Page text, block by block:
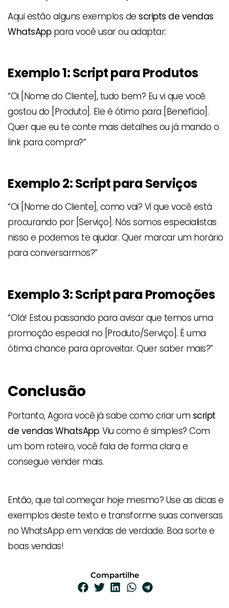
Aqui estão alguns exemplos de scripts de vendas
WhatsApppara você usar ou adaptar:
Exemplo 1: Script para Produtos
“Oi [Nome do Cliente], tudo bem? Eu vi que você
gostou do [Produto]. Ele é ótimo para [Benefício].
Quer que eu te conte mais detalhes ou já mando o
link para compra?”
Exemplo 2: Script para Serviços
“Oi [Nome do Cliente], como vai? Vi que você está
procurando por [Serviço]. Nós somos especialistas
nisso e podemos te ajudar. Quer marcar um horário
para conversarmos?”
Exemplo 3: Script para Promoções
“Olá! Estou passando para avisar que temos uma
promoção especial no [Produto/Serviço]. É uma
ótima chance para aproveitar. Quer saber mais?”
Conclusão
Portanto, Agora você já sabe como criar um script
de vendas WhatsApp. Viu como é simples? Com
um bom roteiro, você fala de forma clara e
consegue vender mais.
Então, que tal começar hoje mesmo? Use as dicas e
exemplos deste texto e transforme suas conversas
no WhatsApp em vendas de verdade. Boa sorte e
boas vendas!
Compartilhe